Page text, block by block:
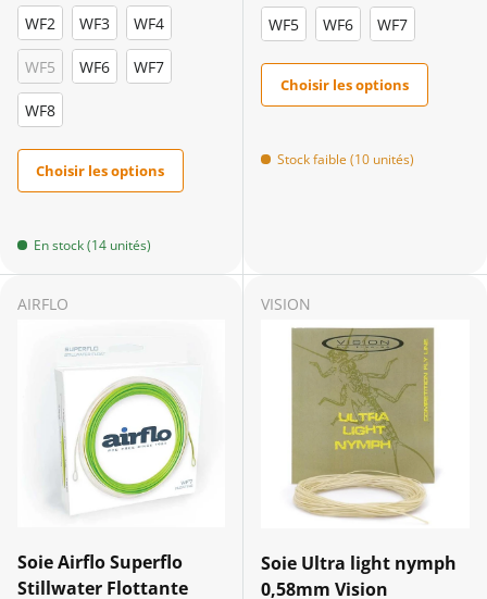
WF2 WF3 WF4
WF5 WF6 WF7
WF8
Choisir les options
En stock (14 unités)
WF5 WF6 WF7
Choisir les options
Stock faible (10 unités)
AIRFLO
Soie Airflo Superflo
Stillwater Flottante
VISION
Soie Ultra light nymph
0,58mm Vision